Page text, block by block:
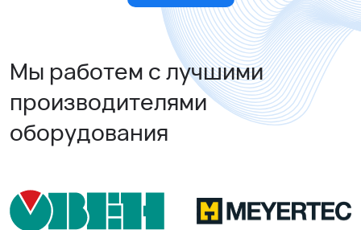
Мы работем с лучшими
производителями
оборудования